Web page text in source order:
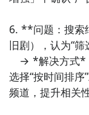
（Chromium/
置、TLS版本强
Pinning）功能
6. **问题：搜索
旧剧），认为“
→ *解决方式*
选择“按时间排序
频道，提升相关性